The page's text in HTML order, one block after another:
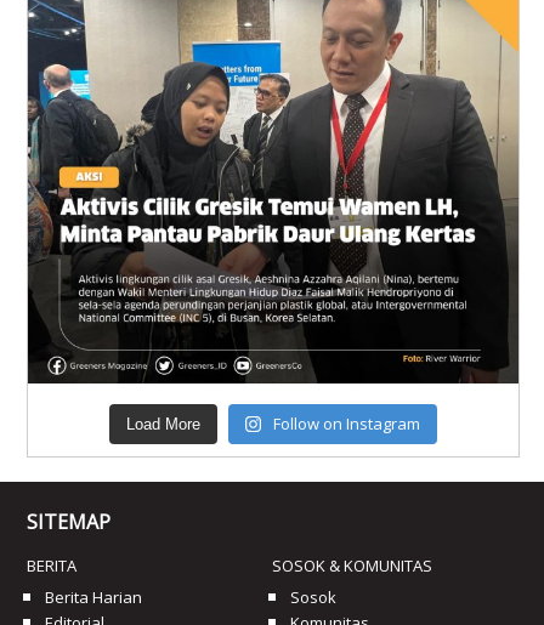
Load More Follow on Instagram
SITEMAP
BERITA
Berita Harian
SOSOK & KOMUNITAS
Sosok